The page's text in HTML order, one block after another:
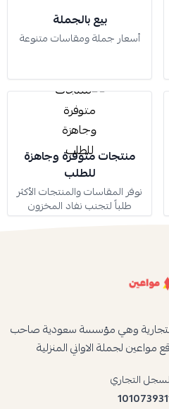
بيع بالجملة
أسعار جملة ومقاسات متنوعة
منتجات متوفرة وجاهزة
للطلب
نوفر المقاسات والمنتجات الأكثر
طلباً لتجنب نفاد المخزون
وهي مؤسسة سعودية صاحب
التجاري